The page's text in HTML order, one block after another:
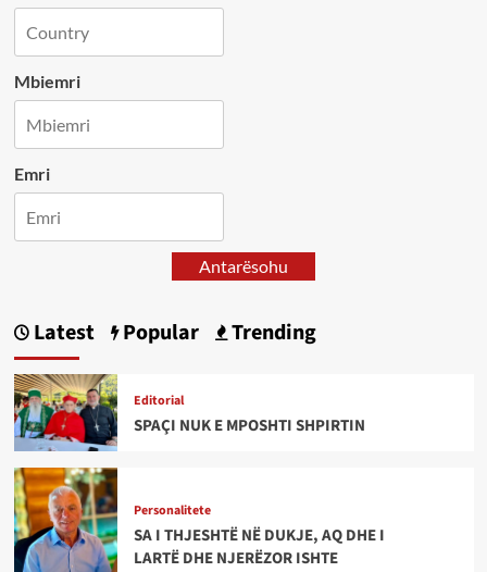
Mbiemri
Emri
Antarësohu
Latest Popular Trending
Editorial
SPAÇI NUK E MPOSHTI SHPIRTIN
Personalitete
SA I THJESHTË NË DUKJE, AQ DHE I
LARTË DHE NJERËZOR ISHTE